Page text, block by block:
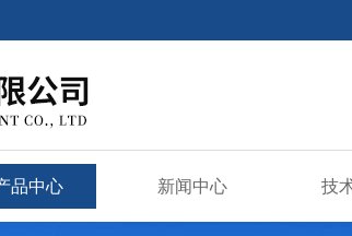
品中心 新闻中心 技